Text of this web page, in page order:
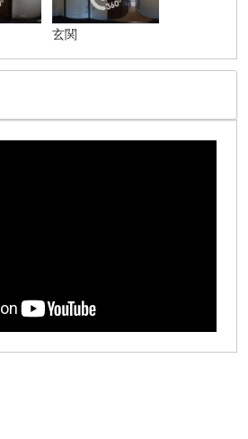
玄関